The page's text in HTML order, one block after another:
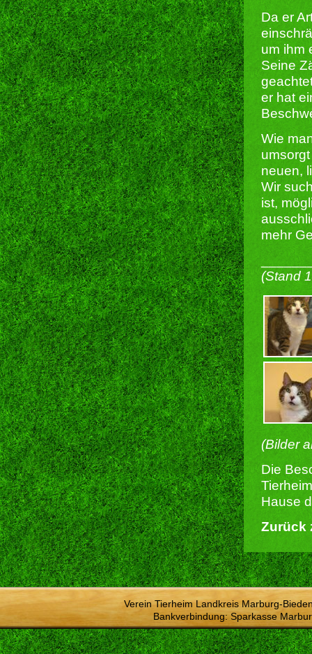
Da er
um ihm
Seine
er hat
Wie
neuen,
Wir
ist,
mehr
(Stand
(Bilder
Die
Hause
Zurück
Verein Tierheim Landkreis Marburg-
Bankverbindung: Sparkasse